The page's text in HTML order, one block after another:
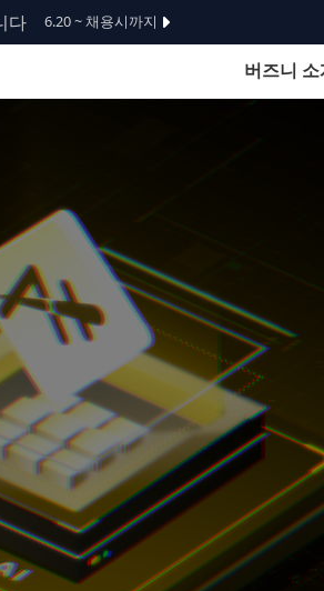
6.20 ~ 채용시까지
버즈니